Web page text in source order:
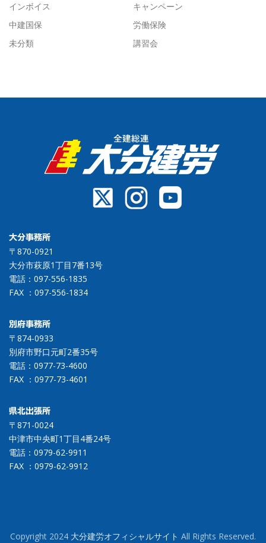
インボイス
キャンペーン
中建国保
労働保険
未分類
講習会
大分事務所
〒870-0921
大分市萩原1丁目7番13号
電話： 097-556-1835
FAX ：097-556-1834
別府事務所
〒874-0933
別府市野口元町2番35号
電話： 0977-73-4600
FAX ：0977-73-4601
県北出張所
〒871-0024
中津市中央町1丁目4番24号
電話： 0979-62-9911
FAX ：0979-62-9912
Copyright 2024 大分建労オフィシャルサイト All Rights Reserved.